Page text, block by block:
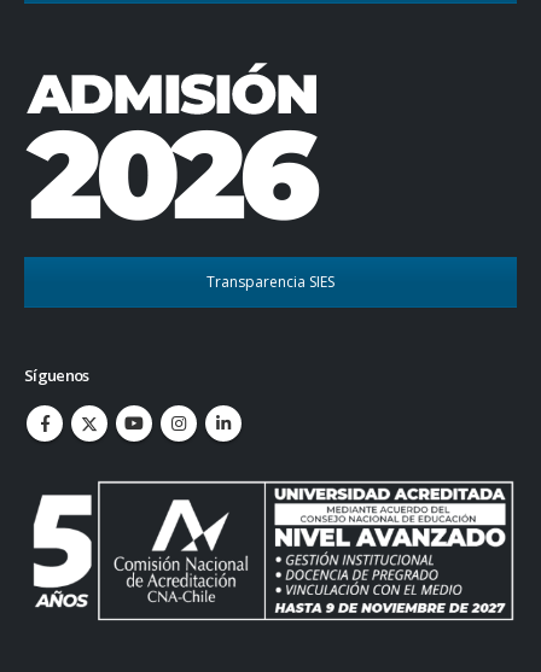
Transparencia SIES
Síguenos